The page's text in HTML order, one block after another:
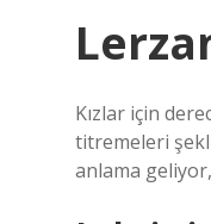
Kızlar için
titremeleri
anlama